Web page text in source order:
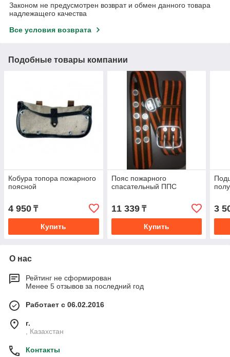
Законом не предусмотрен возврат и обмен данного товара
надлежащего качества
Все условия возврата
Подобные товары компании
Кобура топора пожарного
поясной
4 950 ₸
Купить
Пояс пожарного
спасательный ППС
11 339₸
Купить
3
О нас
Рейтинг не сформирован
Менее 5 отзывов за последний год
Работает с 06.02.2016
г.
, Казахстан
Контакты